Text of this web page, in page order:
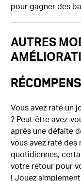
pour gagner des
AUTRES
Vous avez raté un
? Peut-être avez-
après une défaite
vous avez raté
quotidiennes,
votre retour pour
! Jouez